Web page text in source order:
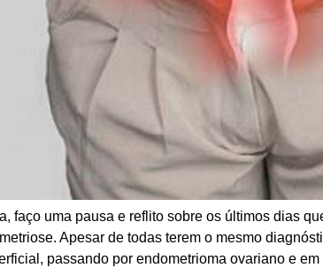
faço uma pausa e reflito sobre os últimos dias
Apesar de todas terem o mesmo
passando por endometrioma ovariano e